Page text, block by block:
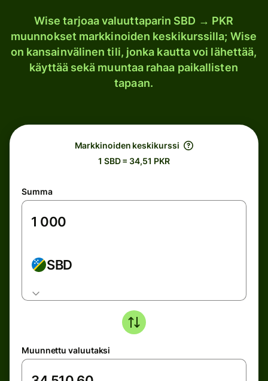
Wise tarjoaa valuuttaparin SBD → PKR
muunnokset markkinoiden keskikurssilla; Wise
on kansainvälinen tili, jonka kautta voi lähettää,
käyttää sekä muuntaa rahaa paikallisten
tapaan.
Markkinoiden keskikurssi
1 SBD = 34,51 PKR
Summa
SBD
Muunnettu valuutaksi